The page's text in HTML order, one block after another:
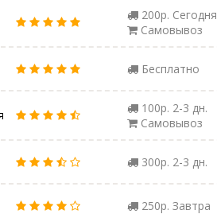
200р. Сегодня
Самовывоз
Бесплатно
100р. 2-3 дн.
Самовывоз
300р. 2-3 дн.
250р. Завтра